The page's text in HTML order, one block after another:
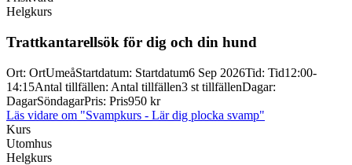
Helgkurs
Trattkantarellsök för dig och din hund
Ort: OrtUmeåStartdatum: Startdatum6 Sep 2026Tid: Tid12:00-
14:15Antal tillfällen: Antal tillfällen3 st tillfällenDagar:
DagarSöndagarPris: Pris950 kr
Läs vidare om "Svampkurs - Lär dig plocka svamp"
Kurs
Utomhus
Helgkurs